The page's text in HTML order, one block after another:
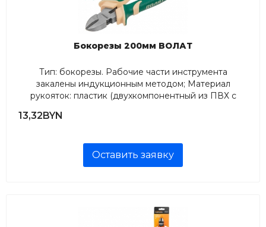
Бокорезы 200мм ВОЛАТ
Тип: бокорезы. Рабочие части инструмента
закалены индукционным методом; Материал
рукояток: пластик (двухкомпонентный из ПВХ с
13,32BYN
Оставить заявку